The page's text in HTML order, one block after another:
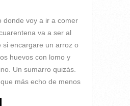
donde voy a ir a comer
va a ser al
si encargare un arroz o
huevos con lomo y
Un sumarro quizás.
más echo de menos